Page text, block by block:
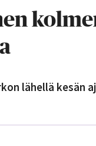
lähellä kesän